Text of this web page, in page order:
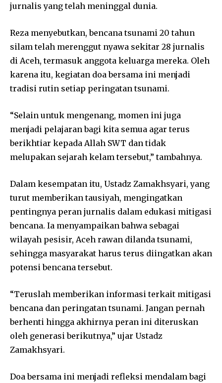
jurnalis yang telah meninggal dunia.
Reza menyebutkan, bencana tsunami 20 tahun
silam telah merenggut nyawa sekitar 28 jurnalis
di Aceh, termasuk anggota keluarga mereka. Oleh
karena itu, kegiatan doa bersama ini menjadi
tradisi rutin setiap peringatan tsunami.
“Selain untuk mengenang, momen ini juga
menjadi pelajaran bagi kita semua agar terus
berikhtiar kepada Allah SWT dan tidak
melupakan sejarah kelam tersebut,” tambahnya.
Dalam kesempatan itu, Ustadz Zamakhsyari, yang
turut memberikan tausiyah, mengingatkan
pentingnya peran jurnalis dalam edukasi mitigasi
bencana. Ia menyampaikan bahwa sebagai
wilayah pesisir, Aceh rawan dilanda tsunami,
sehingga masyarakat harus terus diingatkan akan
potensi bencana tersebut.
“Teruslah memberikan informasi terkait mitigasi
bencana dan peringatan tsunami. Jangan pernah
berhenti hingga akhirnya peran ini diteruskan
oleh generasi berikutnya,” ujar Ustadz
Zamakhsyari.
Doa bersama ini menjadi refleksi mendalam bagi